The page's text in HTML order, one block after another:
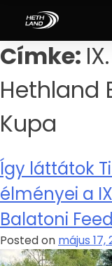
Címke:
Hethland
Kupa
Így láttátok
élményei a
Balatoni
Posted on május 17,